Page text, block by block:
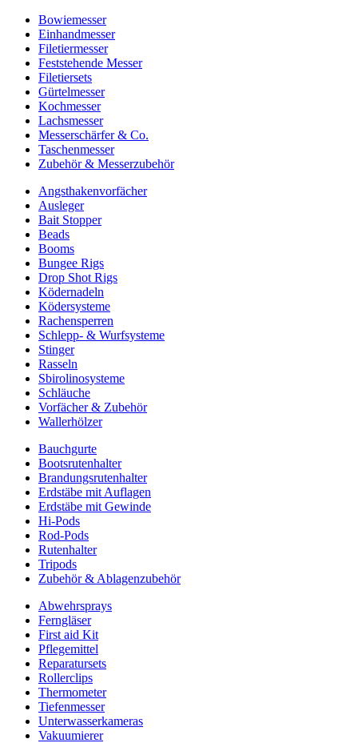
Bowiemesser
Einhandmesser
Filetiermesser
Feststehende Messer
Filetiersets
Gürtelmesser
Kochmesser
Lachsmesser
Messerschärfer & Co.
Taschenmesser
Zubehör & Messerzubehör
Angsthakenvorfächer
Ausleger
Bait Stopper
Beads
Booms
Bungee Rigs
Drop Shot Rigs
Ködernadeln
Ködersysteme
Rachensperren
Schlepp- & Wurfsysteme
Stinger
Rasseln
Sbirolinosysteme
Schläuche
Vorfächer & Zubehör
Wallerhölzer
Bauchgurte
Bootsrutenhalter
Brandungsrutenhalter
Erdstäbe mit Auflagen
Erdstäbe mit Gewinde
Hi-Pods
Rod-Pods
Rutenhalter
Tripods
Zubehör & Ablagenzubehör
Abwehrsprays
Ferngläser
First aid Kit
Pflegemittel
Reparatursets
Rollerclips
Thermometer
Tiefenmesser
Unterwasserkameras
Vakuumierer